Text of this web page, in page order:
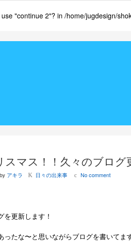
"continue 2"? in /home/jugdesign/
スマス！！久々のブログ
アキラ K 日々の出来事 c No comment
を更新します！
ったな〜と思いながらブログを書いてます